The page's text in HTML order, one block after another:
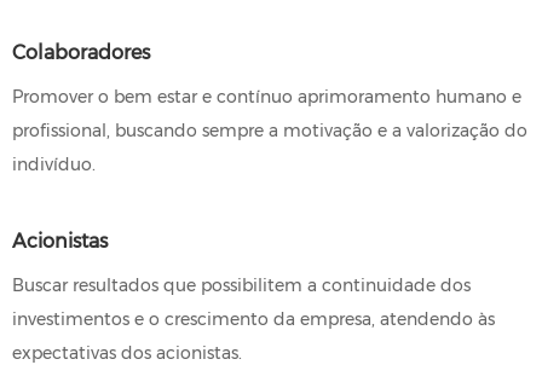
Colaboradores
Promover o bem estar e contínuo aprimoramento humano e
profissional, buscando sempre a motivação e a valorização do
indivíduo.
Acionistas
Buscar resultados que possibilitem a continuidade dos
investimentos e o crescimento da empresa, atendendo às
expectativas dos acionistas.